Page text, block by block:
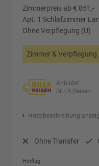
Zimmerpreis ab € 851,-
Apt. 1 Schlafzimmer
Ohne Verpflegung (U)
Zimmer & Verpflegung
Anbieter:
BILLA Reisen
Hotelbeschreibung
Ohne Transfer
Hinflug